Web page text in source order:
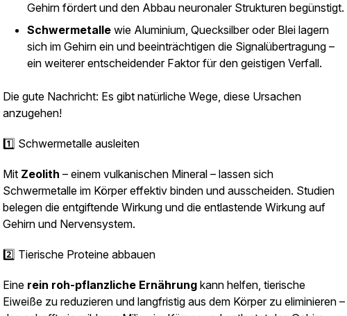
Gehirn fördert und den Abbau neuronaler Strukturen begünstigt.
Schwermetalle wie Aluminium, Quecksilber oder Blei lagern
sich im Gehirn ein und beeinträchtigen die Signalübertragung –
ein weiterer entscheidender Faktor für den geistigen Verfall.
Die gute Nachricht: Es gibt natürliche Wege, diese Ursachen
anzugehen!
1️⃣ Schwermetalle ausleiten
Mit Zeolith – einem vulkanischen Mineral – lassen sich
Schwermetalle im Körper effektiv binden und ausscheiden. Studien
belegen die entgiftende Wirkung und die entlastende Wirkung auf
Gehirn und Nervensystem.
2️⃣ Tierische Proteine abbauen
Eine rein roh-pflanzliche Ernährung kann helfen, tierische
Eiweiße zu reduzieren und langfristig aus dem Körper zu eliminieren –